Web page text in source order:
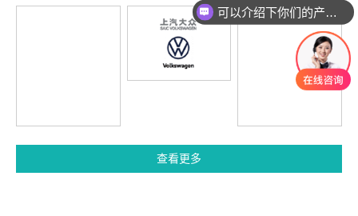
查看更多
你们是怎么收费的呢